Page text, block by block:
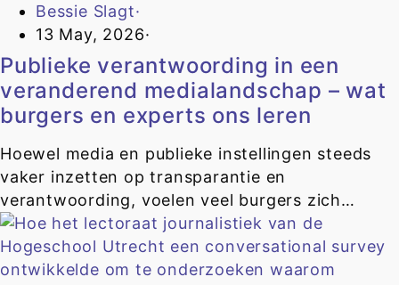
Bessie Slagt·
13 May, 2026·
Publieke verantwoording in een
veranderend medialandschap – wat
burgers en experts ons leren
Hoewel media en publieke instellingen steeds
vaker inzetten op transparantie en
verantwoording, voelen veel burgers zich…